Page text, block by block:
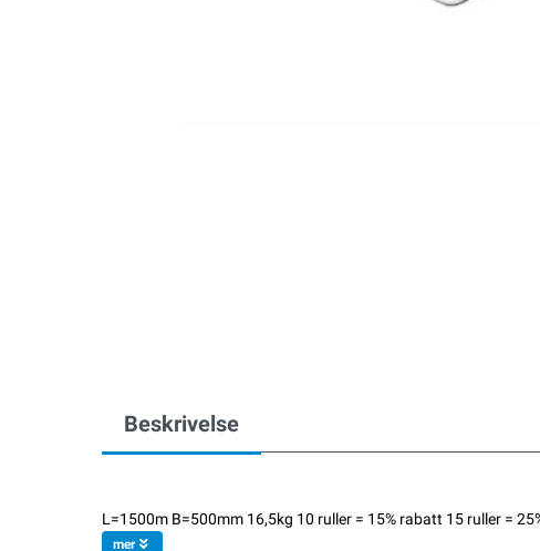
Beskrivelse
L=1500m B=500mm 16,5kg 10 ruller = 15% rabatt 15 ruller =
mer